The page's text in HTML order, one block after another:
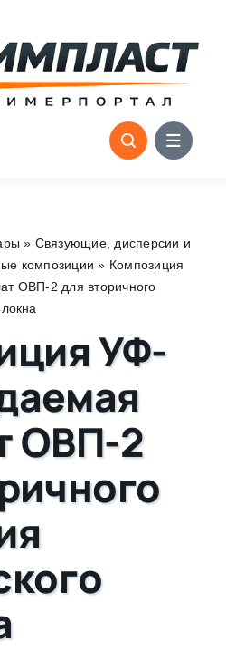
» Связующие, дисперсии и
композиции » Композиция
ОВП-2 для вторичного
УФ-
ОВП-2